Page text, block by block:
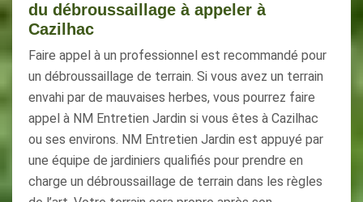
du débroussaillage à appeler à
Cazilhac
Faire appel à un professionnel est recommandé pour
un débroussaillage de terrain. Si vous avez un terrain
envahi par de mauvaises herbes, vous pourrez faire
appel à NM Entretien Jardin si vous êtes à Cazilhac
ou ses environs. NM Entretien Jardin est appuyé par
une équipe de jardiniers qualifiés pour prendre en
charge un débroussaillage de terrain dans les règles